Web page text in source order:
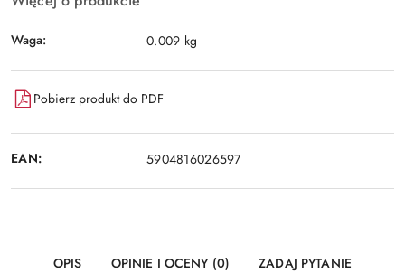
Waga: 0.009 kg
Pobierz produkt do PDF
EAN: 5904816026597
OPIS OPINIE I OCENY (0) ZADAJ PYTANIE